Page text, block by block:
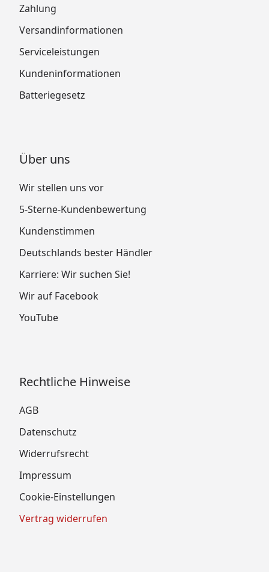
Zahlung
Versandinformationen
Serviceleistungen
Kundeninformationen
Batteriegesetz
Über uns
Wir stellen uns vor
5-Sterne-Kundenbewertung
Kundenstimmen
Deutschlands bester Händler
Karriere: Wir suchen Sie!
Wir auf Facebook
YouTube
Rechtliche Hinweise
AGB
Datenschutz
Widerrufsrecht
Impressum
Cookie-Einstellungen
Vertrag widerrufen